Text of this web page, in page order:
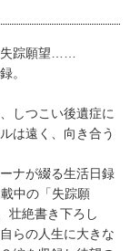
失踪願望……
。
しつこい後遺症に
は遠く、向き合う
ナが綴る生活日録
中の「失踪願
壮絶書き下ろし
らの人生に大きな